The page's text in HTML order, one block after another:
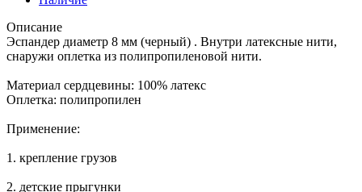
Описание
Эспандер диаметр 8 мм (черный) . Внутри латексные нити,
снаружи оплетка из полипропиленовой нити.
Материал сердцевины: 100% латекс
Оплетка: полипропилен
Применение:
1. крепление грузов
2. детские прыгунки